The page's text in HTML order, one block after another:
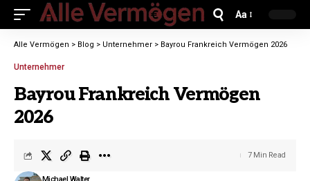
Aa
Alle Vermögen > Blog > Unternehmer > Bayrou Frankreich Vermögen 2026
Unternehmer
Bayrou Frankreich Vermögen
2026
7 Min Read